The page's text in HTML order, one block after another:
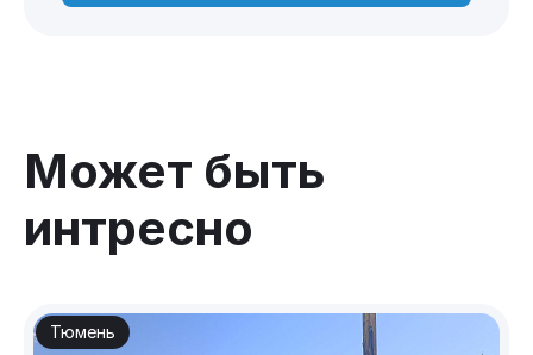
Может быть
интресно
Тюмень